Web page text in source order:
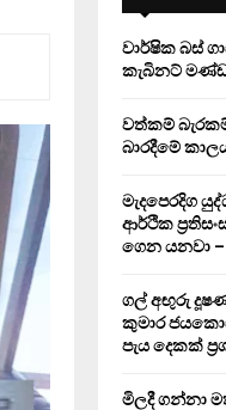
r
:
වාර්ෂික බස්
කැබිනට්
වත්කම්
බාරදීමේ
මැදපෙරදිග
ආර්ථික
ගෙන යනවා –
ගල් අඟුරු
කුමාර
පැය දෙකක්
මිලදී ගන්නා